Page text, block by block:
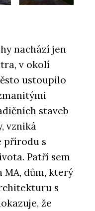
nachází jen
v okolí
ustoupilo
staveb
vzniká
přírodu s
Patří sem
MA, dům, který
s
že